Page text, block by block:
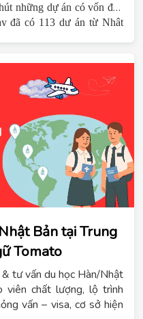
những dự án có vốn đầu
đã có 113 dự án từ Nhật
sinh có dự định đi du học
học Tomato Hải Phòng
đối tượng đi du học nhật
Bản tại Trung
Tomato
tư vấn du học Hàn/Nhật
viên chất lượng, lộ trình
vấn – visa, cơ sở hiện